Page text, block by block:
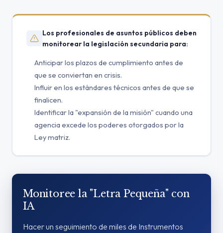
Los profesionales de asuntos públicos deben
monitorear la legislación secundaria para:
Anticipar los plazos de cumplimiento antes de
que se conviertan en crisis.
Influir en los estándares técnicos antes de que se
finalicen.
Identificar la "expansión de la misión" cuando una
agencia excede los poderes otorgados por la
Ley matriz.
Monitoree la "Letra Pequeña" con
IA
Hacer un seguimiento de miles de Instrumentos